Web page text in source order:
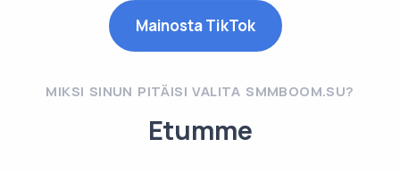
Mainosta TikTok
MIKSI SINUN PITÄISI VALITA SMMBOOM.SU?
Etumme